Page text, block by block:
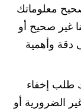
معلوماتك
غير صحيح أو
دقة وأهمية
طلب إخفاء
الضرورية أو